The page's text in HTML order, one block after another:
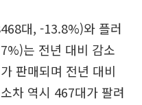
대, -13.8%)와 플러
는 전년 대비 감소
판매되며 전년 대비
차 역시 467대가 팔려